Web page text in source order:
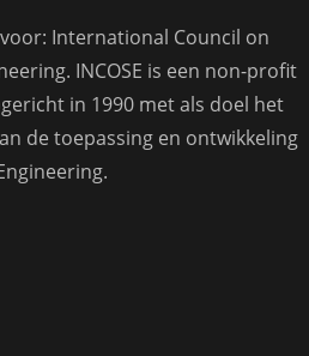
voor: International Council on
INCOSE is een non-profit
in 1990 met als doel het
de toepassing en ontwikkeling